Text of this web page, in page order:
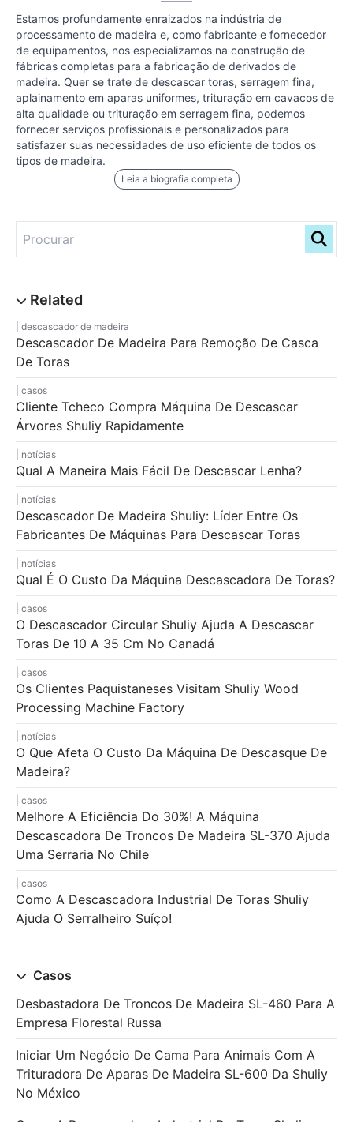
Estamos profundamente enraizados na indústria de
processamento de madeira e, como fabricante e fornecedor
de equipamentos, nos especializamos na construção de
fábricas completas para a fabricação de derivados de
madeira. Quer se trate de descascar toras, serragem fina,
aplainamento em aparas uniformes, trituração em cavacos de
alta qualidade ou trituração em serragem fina, podemos
fornecer serviços profissionais e personalizados para
satisfazer suas necessidades de uso eficiente de todos os
tipos de madeira.
Leia a biografia completa
descascador de madeira
Descascador De Madeira Para Remoção De Casca
De Toras
casos
Cliente Tcheco Compra Máquina De Descascar
Árvores Shuliy Rapidamente
notícias
Qual A Maneira Mais Fácil De Descascar Lenha?
notícias
Descascador De Madeira Shuliy: Líder Entre Os
Fabricantes De Máquinas Para Descascar Toras
notícias
Qual É O Custo Da Máquina Descascadora De Toras?
casos
O Descascador Circular Shuliy Ajuda A Descascar
Toras De 10 A 35 Cm No Canadá
casos
Os Clientes Paquistaneses Visitam Shuliy Wood
Processing Machine Factory
notícias
O Que Afeta O Custo Da Máquina De Descasque De
Madeira?
casos
Melhore A Eficiência Do 30%! A Máquina
Descascadora De Troncos De Madeira SL-370 Ajuda
Uma Serraria No Chile
casos
Como A Descascadora Industrial De Toras Shuliy
Ajuda O Serralheiro Suíço!
Casos
Desbastadora De Troncos De Madeira SL-460 Para A
Empresa Florestal Russa
Iniciar Um Negócio De Cama Para Animais Com A
Trituradora De Aparas De Madeira SL-600 Da Shuliy
No México